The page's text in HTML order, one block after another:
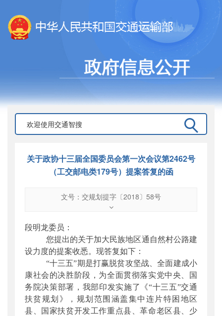
关于政协十三届全国委员会第一次会议第2462号
（工交邮电类179号）提案答复的函
文号：交规划提字〔2018〕58号
交规划提字〔2018〕58号
索引号
公开日期 ： 2018年07月20日
主题词： 政协;十三届全国委员会第一次会议;
第246...
机构分类： 综合规划司
主题分类：公众参与
公文类型 ： 其他
段明龙委员：
您提出的关于加大民族地区通自然村公路建
设力度的提案收悉。现答复如下：
“十三五”期是打赢脱贫攻坚战、全面建成小
康社会的决胜阶段，为全面贯彻落实党中央、国
务院决策部署，我部印发实施了《“十三五”交通
扶贫规划》，规划范围涵盖集中连片特困地区
县、国家扶贫开发工作重点县、革命老区县、少